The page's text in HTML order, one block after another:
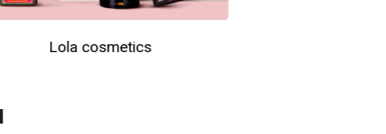
Lola cosmetics